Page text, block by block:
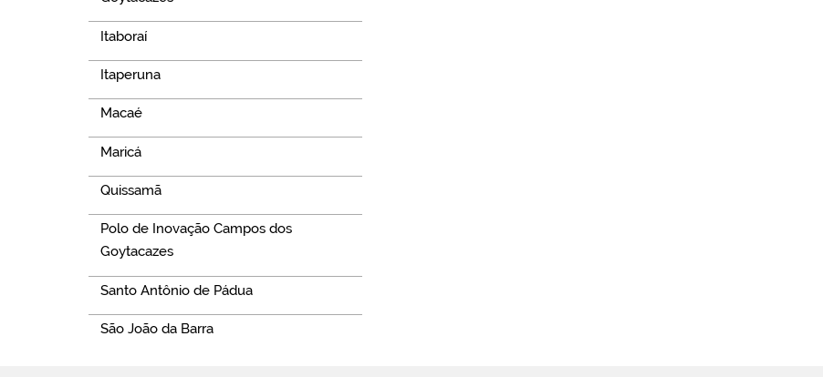
Itaboraí
Itaperuna
Macaé
Maricá
Quissamã
Polo de Inovação Campos dos
Goytacazes
Santo Antônio de Pádua
São João da Barra